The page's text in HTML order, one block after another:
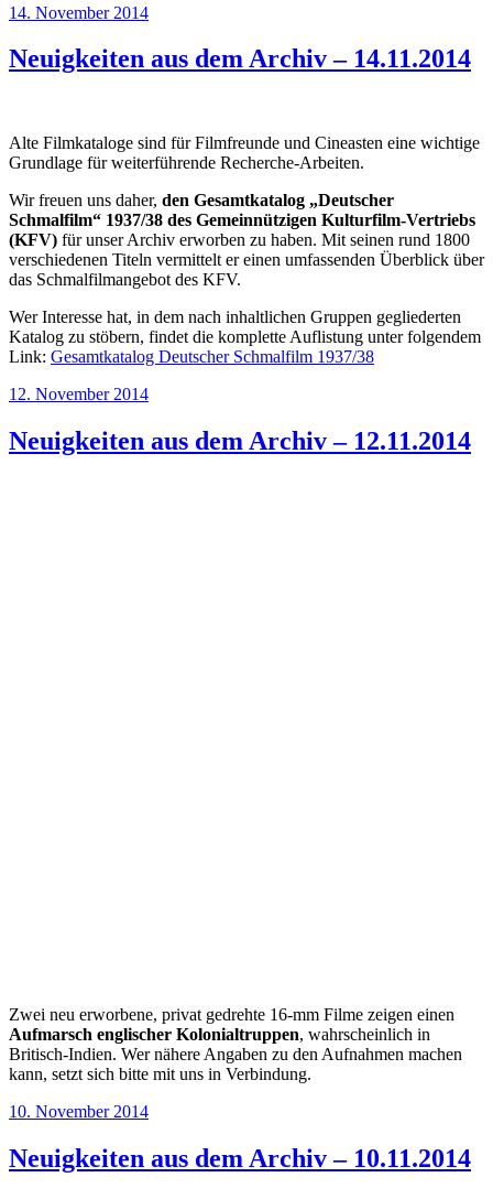
Veröffentlicht
14. November 2014
Neuigkeiten aus dem Archiv – 14.11.2014
Alte Filmkataloge sind für Filmfreunde und Cineasten eine wichtige
Grundlage für weiterführende Recherche-Arbeiten.
Wir freuen uns daher, den Gesamtkatalog „Deutscher
Schmalfilm“ 1937/38 des Gemeinnützigen Kulturfilm-Vertriebs
(KFV) für unser Archiv erworben zu haben. Mit seinen rund 1800
verschiedenen Titeln vermittelt er einen umfassenden Überblick über
das Schmalfilmangebot des KFV.
Wer Interesse hat, in dem nach inhaltlichen Gruppen gegliederten
Katalog zu stöbern, findet die komplette Auflistung unter folgendem
Link: Gesamtkatalog Deutscher Schmalfilm 1937/38
Veröffentlicht
12. November 2014
Neuigkeiten aus dem Archiv – 12.11.2014
Zwei neu erworbene, privat gedrehte 16-mm Filme zeigen einen
Aufmarsch englischer Kolonialtruppen, wahrscheinlich in
Britisch-Indien. Wer nähere Angaben zu den Aufnahmen machen
kann, setzt sich bitte mit uns in Verbindung.
Veröffentlicht
10. November 2014
Neuigkeiten aus dem Archiv – 10.11.2014